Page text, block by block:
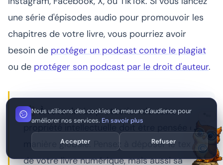
une série d'épisodes audio pour promouvoir les
chapitres de votre livre, vous pourriez avoir
besoin de protéger un podcast contre le plagiat
ou de protéger son podcast par le droit d'auteur.
À retenir :La protection de votre
propriété intellectuelle doit être pensée de
manière globale. Pensez à déposer le texte
de votre livre numérique, mais aussi sa
Nous utilisons des cookies de mesure d'audience pour
améliorer nos services. En savoir plus
Accepter Refuser